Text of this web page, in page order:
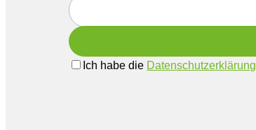
Ich habe die Datenschutzerklärung